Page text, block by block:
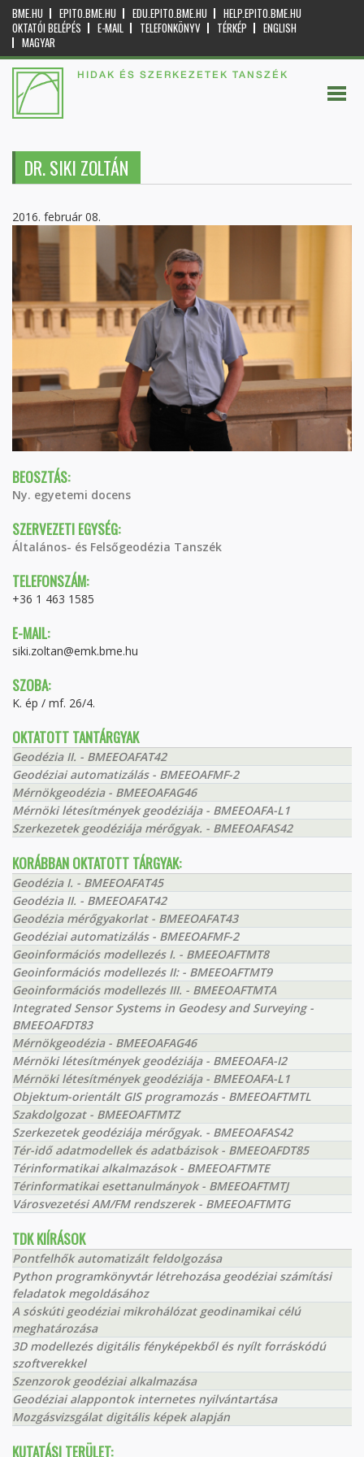
BME.HU EPITO.BME.HU EDU.EPITO.BME.HU
HELP.EPITO.BME.HU
OKTATÓI BELÉPÉS
E-MAIL TELEFONKÖNYV TÉRKÉP
ENGLISH
MAGYAR
HIDAK ÉS SZERKEZETEK TANSZÉK
DR. SIKI ZOLTÁN
2016. február 08.
BEOSZTÁS:
Ny. egyetemi docens
SZERVEZETI EGYSÉG:
Általános- és Felsőgeodézia Tanszék
TELEFONSZÁM:
+36 1 463 1585
E-MAIL:
siki.zoltan@emk.bme.hu
SZOBA:
K. ép / mf. 26/4.
OKTATOTT TANTÁRGYAK
Geodézia II. - BMEEOAFAT42
Geodéziai automatizálás - BMEEOAFMF-2
Mérnökgeodézia - BMEEOAFAG46
Mérnöki létesítmények geodéziája - BMEEOAFA-L1
Szerkezetek geodéziája mérőgyak. - BMEEOAFAS42
KORÁBBAN OKTATOTT TÁRGYAK:
Geodézia I. - BMEEOAFAT45
Geodézia II. - BMEEOAFAT42
Geodézia mérőgyakorlat - BMEEOAFAT43
Geodéziai automatizálás - BMEEOAFMF-2
Geoinformációs modellezés I. - BMEEOAFTMT8
Geoinformációs modellezés II: - BMEEOAFTMT9
Geoinformációs modellezés III. - BMEEOAFTMTA
Integrated Sensor Systems in Geodesy and Surveying -
BMEEOAFDT83
Mérnökgeodézia - BMEEOAFAG46
Mérnöki létesítmények geodéziája - BMEEOAFA-I2
Mérnöki létesítmények geodéziája - BMEEOAFA-L1
Objektum-orientált GIS programozás - BMEEOAFTMTL
Szakdolgozat - BMEEOAFTMTZ
Szerkezetek geodéziája mérőgyak. - BMEEOAFAS42
Tér-idő adatmodellek és adatbázisok - BMEEOAFDT85
Térinformatikai alkalmazások - BMEEOAFTMTE
Térinformatikai esettanulmányok - BMEEOAFTMTJ
Városvezetési AM/FM rendszerek - BMEEOAFTMTG
TDK KIÍRÁSOK
Pontfelhők automatizált feldolgozása
Python programkönyvtár létrehozása geodéziai számítási
feladatok megoldásához
A sóskúti geodéziai mikrohálózat geodinamikai célú
meghatározása
3D modellezés digitális fényképekből és nyílt forráskódú
szoftverekkel
Szenzorok geodéziai alkalmazása
Geodéziai alappontok internetes nyilvántartása
Mozgásvizsgálat digitális képek alapján
KUTATÁSI TERÜLET: